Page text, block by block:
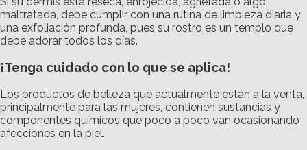
maltratada, debe cumplir con una rutina de limpieza diaria y
una exfoliación profunda, pues su rostro es un templo que
debe adorar todos los días.
¡Tenga cuidado con lo que se aplica!
Los productos de belleza que actualmente están a la venta,
principalmente para las mujeres, contienen sustancias y
componentes químicos que poco a poco van ocasionando
afecciones en la piel.